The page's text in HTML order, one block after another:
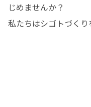
じめませんか？
私たちはシゴトづくり